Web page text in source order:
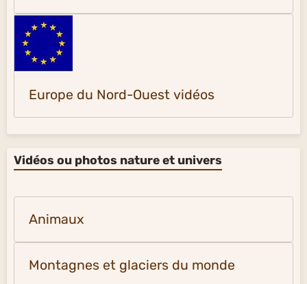
Europe du Nord-Ouest vidéos
Vidéos ou photos nature et univers
Animaux
Montagnes et glaciers du monde